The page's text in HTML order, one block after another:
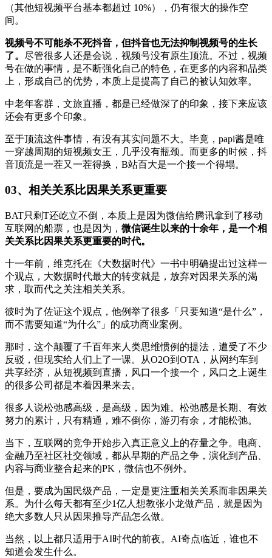
（其他短视频平台基本都超过 10%），仍有很大的操作空
间。
视频号不可能杀不死抖音，但抖音也无法抑制视频号的生长
了。 尽管很多人还是会说，视频号没有原生顶流。不过，视频
号在做的事情，是不断强化自己的特色，在更多的内容和品类
上，形成自己的优势，本质上是提高了自己的被认知效率。
中老年客群，文旅直播，都是已经做深了的印象，接下来应该
还会有更多个印象。
至于顶流这件事情，有没有其实问题不大。毕竟，papi酱是唯
一穿越周期的短视频女王，几乎没有瓶颈。而更多的时候，抖
音顶流是一茬又一茬得换，B站百大是一个接一个得塌。
03、 相关关系比因果关系更重要
BAT只剩T还屹立不倒，本质上是因为微信给腾讯拿到了移动
互联网的船票，也是因为， 微信诞生以来的十余年，是一个相
关关系比因果关系更重要的时代。
十一年前，维克托在《大数据时代》一书中明确提出过这样一
个观点，大数据时代最大的转变就是，放弃对因果关系的渴
求，取而代之关注相关关系。
彼时为了佐证这个观点，他例举了很多「只要知道“是什么”，
而不需要知道“为什么”」的成功商业案例。
那时，这个颠覆了千百年来人类思维惯例的提法，遭受了不少
反驳，但现实给人们上了一课。从O2O到OTA，从网约车到
共享经济，从短视频到直播，风口一个接一个，风口之上诞生
的很多公司都是本着因果来去。
很多人说松弛感高级，是高级，因为难。松弛感是长期、有效
努力的累计，只有精通，难不倒你，游刃有余，才能松弛。
当下，互联网的竞争开始步入真正意义上的存量之争。电商、
金融乃至社区社交领域，都从早期的产品之争，演化到产品、
内容与商业整合起来的PK，微信也不例外。
但是，要成为国民级产品，一定是更注重相关关系而非因果关
系。为什么每天都有至少1亿人想教张小龙做产品，就是因为
绝大多数人只从因果推导产品怎么做。
当然，以上都只适用于AI时代的前夜。AI奇点临近，谁也不
知道会发生什么。